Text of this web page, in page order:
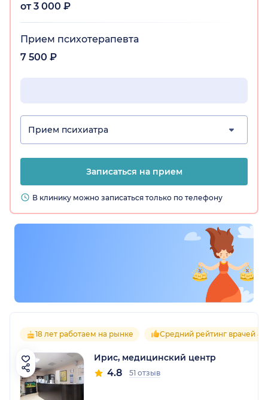
от 3 000 ₽
Прием психотерапевта
7 500 ₽
Прием психиатра
Записаться на прием
В клинику можно записаться только по телефону
18 лет работаем на рынке Средний рейтинг врачей 4.8
Ирис, медицинский центр
4.8 51 отзыв